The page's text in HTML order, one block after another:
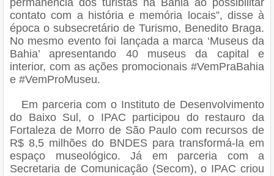
contato com a história e memória locais”, disse à
época o subsecretário de Turismo, Benedito Braga.
No mesmo evento foi lançada a marca ‘Museus da
Bahia’ apresentando 40 museus da capital e
interior, com as ações promocionais #VemPraBahia
e #VemProMuseu.
Em parceria com o Instituto de Desenvolvimento
do Baixo Sul, o IPAC participou do restauro da
Fortaleza de Morro de São Paulo com recursos de
R$ 8,5 milhões do BNDES para transformá-la em
espaço museológico. Já em parceria com a
Secretaria de Comunicação (Secom), o IPAC criou